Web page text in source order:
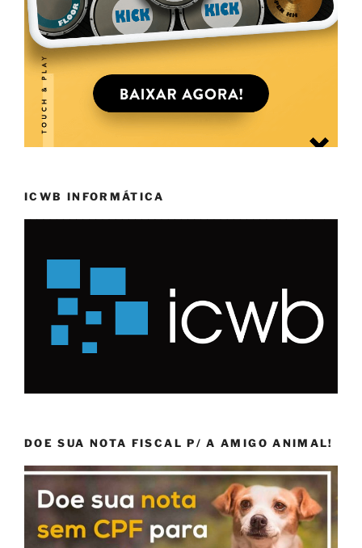
ICWB INFORMÁTICA
DOE SUA NOTA FISCAL P/ A AMIGO ANIMAL!